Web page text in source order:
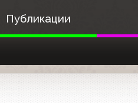
Публикации